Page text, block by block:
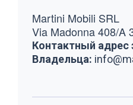
Martini Mobili SRL
Via Madonna 408/A
Контактный адрес
Владельца: